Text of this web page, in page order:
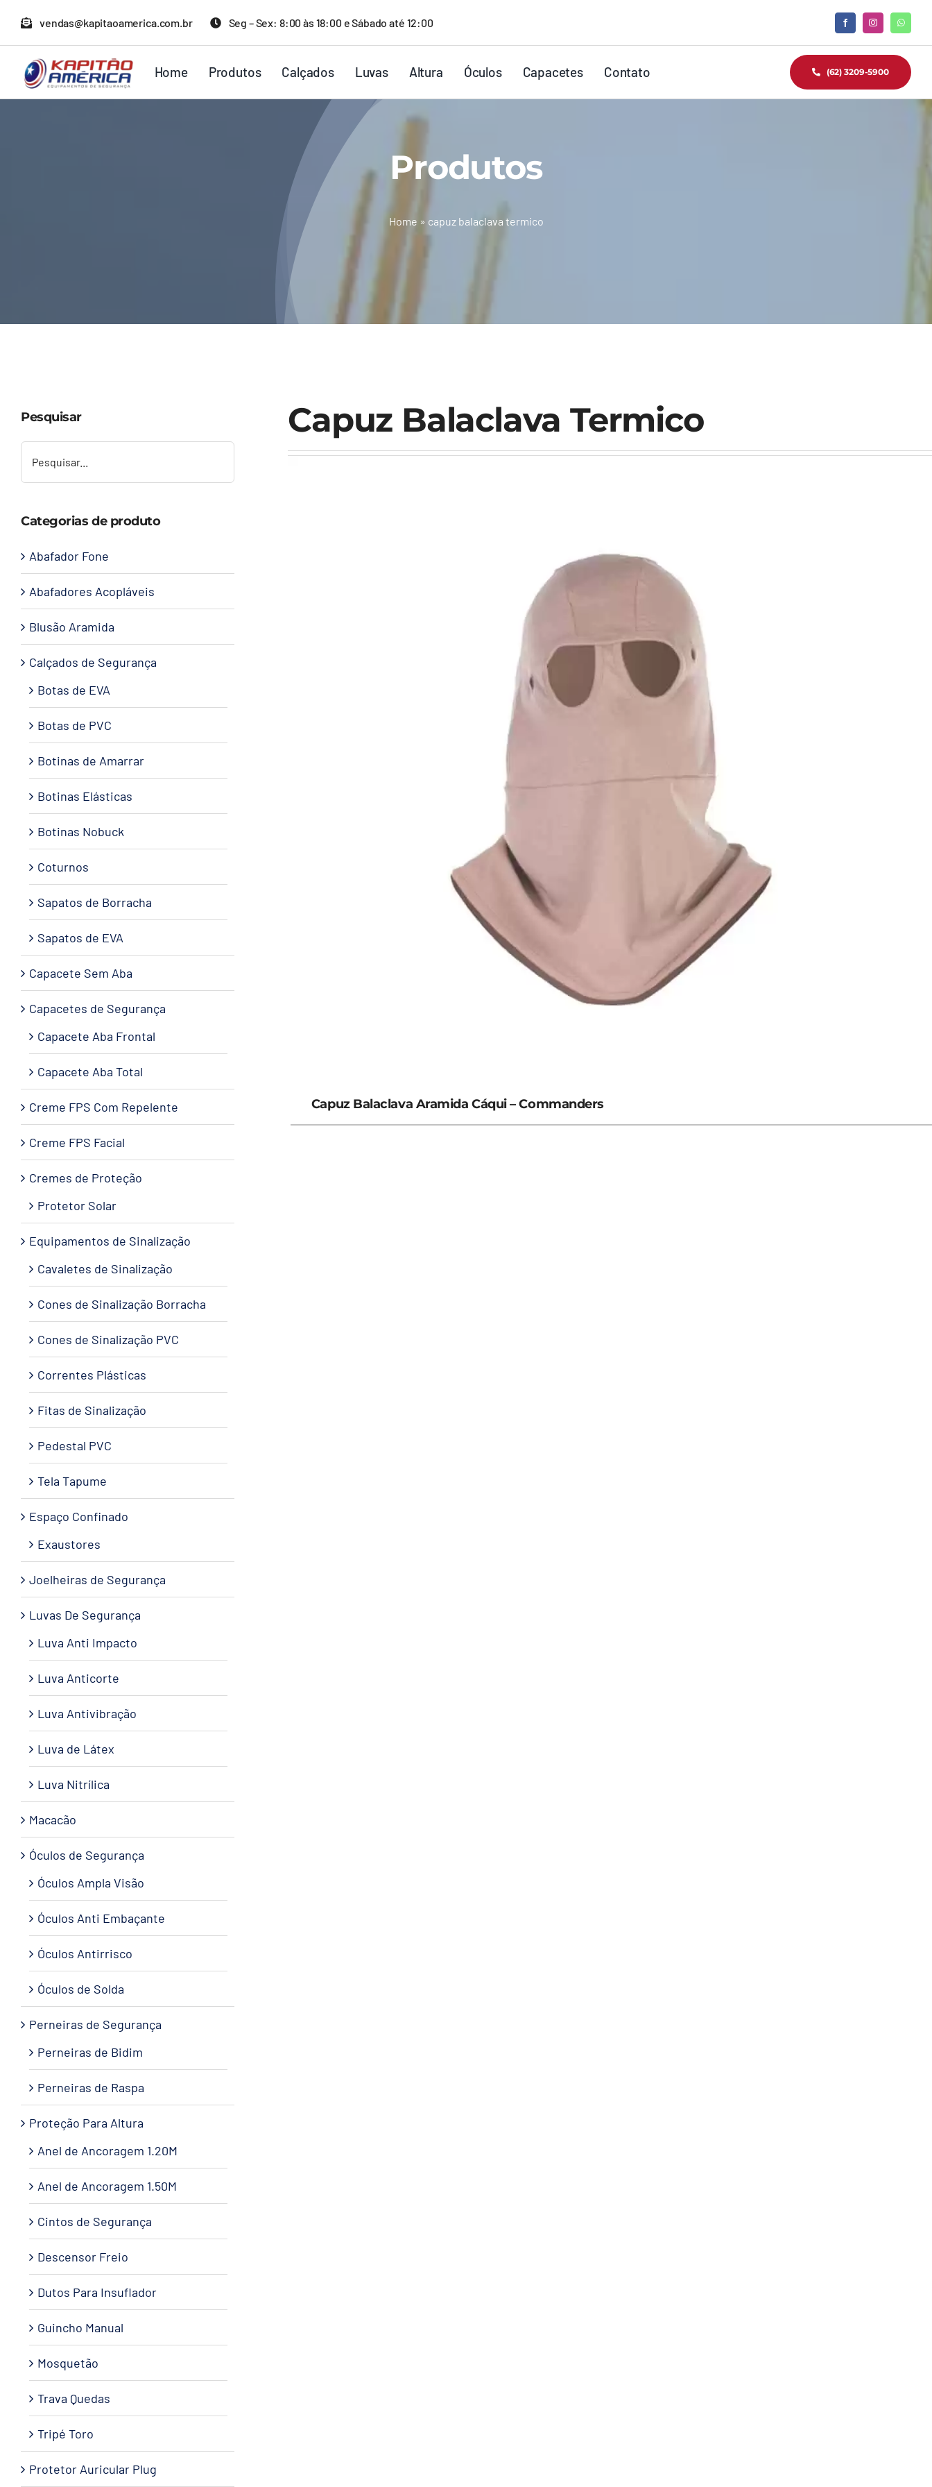
para
conteúdo
vendas@kapitaoamerica.com.br Seg – Sex: 8:00 às 18:00 e Sábado até 12:00
Home Produtos Calçados Luvas Altura Óculos Capacetes Contato (62) 3209-5900
Produtos
Home » capuz balaclava termico
Capuz Balaclava Termico
Capuz Balaclava Aramida Cáqui – Commanders
Pesquisar
Categorias de produto
Abafador Fone
Abafadores Acopláveis
Blusão Aramida
Calçados de Segurança
Botas de EVA
Botas de PVC
Botinas de Amarrar
Botinas Elásticas
Botinas Nobuck
Coturnos
Sapatos de Borracha
Sapatos de EVA
Capacete Sem Aba
Capacetes de Segurança
Capacete Aba Frontal
Capacete Aba Total
Creme FPS Com Repelente
Creme FPS Facial
Cremes de Proteção
Protetor Solar
Equipamentos de Sinalização
Cavaletes de Sinalização
Cones de Sinalização Borracha
Cones de Sinalização PVC
Correntes Plásticas
Fitas de Sinalização
Pedestal PVC
Tela Tapume
Espaço Confinado
Exaustores
Joelheiras de Segurança
Luvas De Segurança
Luva Anti Impacto
Luva Anticorte
Luva Antivibração
Luva de Látex
Luva Nitrílica
Macacão
Óculos de Segurança
Óculos Ampla Visão
Óculos Anti Embaçante
Óculos Antirrisco
Óculos de Solda
Perneiras de Segurança
Perneiras de Bidim
Perneiras de Raspa
Proteção Para Altura
Anel de Ancoragem 1.20M
Anel de Ancoragem 1.50M
Cintos de Segurança
Descensor Freio
Dutos Para Insuflador
Guincho Manual
Mosquetão
Trava Quedas
Tripé Toro
Protetor Auricular Plug